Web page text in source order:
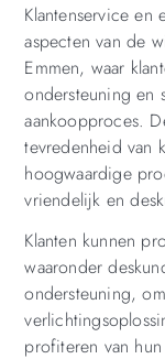
Klantenservice
aspecten van de
Emmen, waar
ondersteuning en
aankoopproces.
tevredenheid van
hoogwaardige
vriendelijk en
Klanten kunnen
waaronder
ondersteuning,
profiteren van